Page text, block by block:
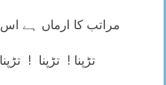
مراتب کا ارماں ہے
تڑپنا ! تڑپنا !